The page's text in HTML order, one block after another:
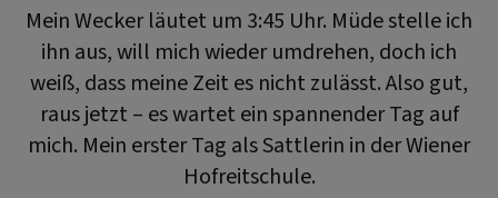
Mein Wecker läutet um 3:45 Uhr. Müde stelle ich
ihn aus, will mich wieder umdrehen, doch ich
weiß, dass meine Zeit es nicht zulässt. Also gut,
raus jetzt – es wartet ein spannender Tag auf
mich. Mein erster Tag als Sattlerin in der Wiener
Hofreitschule.